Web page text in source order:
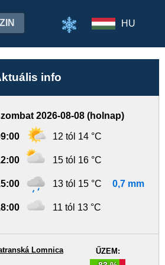
HU
info
2026-08-08 (holnap)
12 tól 14 °C
15 tól 16 °C
13 tól 15 °C 0,7 mm
11 tól 13 °C
ŰZEM:
Lomnica